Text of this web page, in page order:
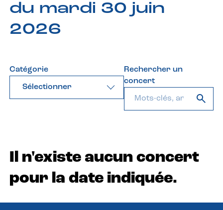
du mardi 30 juin
2026
Catégorie
Sélectionner
Rechercher un
concert
Il n'existe aucun concert
pour la date indiquée.